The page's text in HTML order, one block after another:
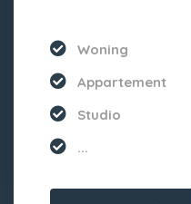
Woning
Appartement
Studio
...